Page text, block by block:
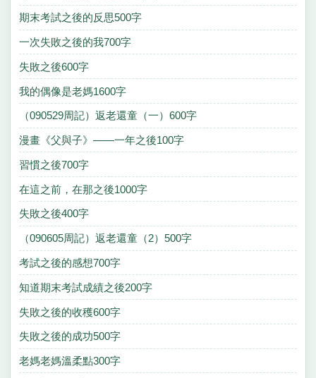
期末考試之後的反思500字
一次失敗之後的我700字
失敗之後600字
我的偶像是老媽1600字
（090529周記）返老還童（一）600字
漫畫《父與子》——一年之後100字
習慣之後700字
在這之前，在那之後1000字
失敗之後400字
（090605周記）返老還童（2）500字
考試之後的感想700字
知道期末考試成績之後200字
失敗之後的收穫600字
失敗之後的成功500字
老媽老媽溫柔點300字